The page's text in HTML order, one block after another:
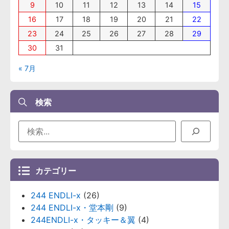
9
10 11 12 13 14
15
16
17 18 19 20 21
22
23
24 25 26 27 28
29
30
31
« 7月
検索
カテゴリー
244 ENDLI-x (26)
244 ENDLI-x・堂本剛 (9)
244ENDLI-x・タッキー＆翼 (4)